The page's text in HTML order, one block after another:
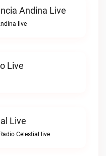
Andina Live
live
Live
Live
Celestial live